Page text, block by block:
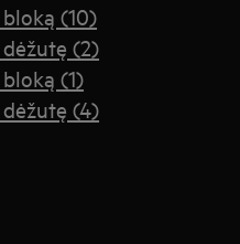
(10)
(2)
(1)
(4)